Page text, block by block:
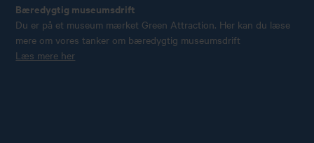
Bæredygtig museumsdrift
Du er på et museum mærket Green Attraction. Her kan du læse
mere om vores tanker om bæredygtig museumsdrift
Læs mere her